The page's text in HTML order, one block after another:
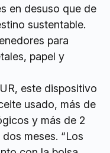
en desuso que de
sustentable.
para
papel y
este dispositivo
usado, más de
y más de 2
meses. “Los